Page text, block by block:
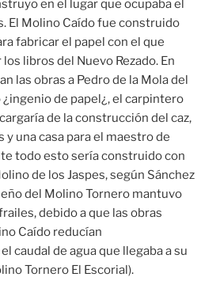
en el lugar que ocupaba el
El Molino Caído fue construido
fabricar el papel con el que
libros del Nuevo Rezado. En
las obras a Pedro de la Mola del
de papel¿, el carpintero
de la construcción del caz,
y una casa para el maestro de
todo esto sería construido con
de los Jaspes, según Sánchez
del Molino Tornero mantuvo
debido a que las obras
Caído reducían
caudal de agua que llegaba a su
Tornero El Escorial).